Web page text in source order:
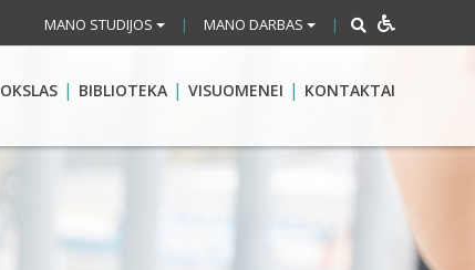
MANO STUDIJOS | MANO DARBAS |
BIBLIOTEKA VISUOMENEI KONTAKTAI